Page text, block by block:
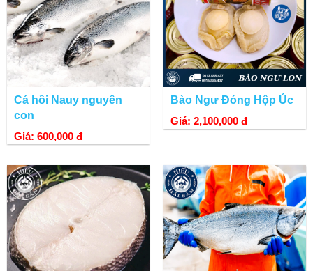
Cá hồi Nauy nguyên
con
Giá: 600,000 đ
Bào Ngư Đóng Hộp Úc
Giá: 2,100,000 đ